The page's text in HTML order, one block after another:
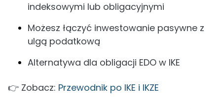
indeksowymi lub obligacyjnymi
Możesz łączyć inwestowanie pasywne z
ulgą podatkową
Alternatywa dla obligacji EDO w IKE
👉 Zobacz: Przewodnik po IKE i IKZE